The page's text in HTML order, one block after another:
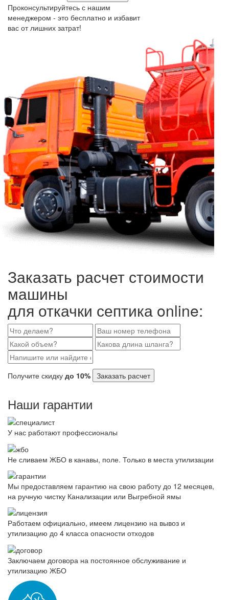
Проконсультируйтесь с нашим
менеджером - это бесплатно и избавит
вас от лишних затрат!
Заказать расчет стоимости
машины
для откачки септика online:
Получите скидку до 10% Заказать расчет
Наши гарантии
У нас работают профессионалы
Не сливаем ЖБО в канавы, поле. Только в места утилизации
Мы предоставляем гарантию на свою работу до 12 месяцев,
на ручную чистку Канализации или Выгребной ямы
Работаем официально, имеем лицензию на вывоз и
утилизацию до 4 класса опасности отходов
Заключаем договора на постоянное обслуживание и
утилизацию ЖБО